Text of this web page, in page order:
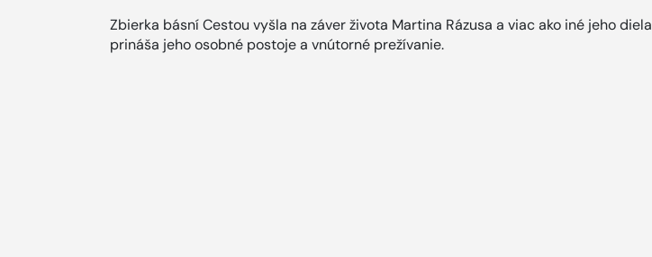
Zbierka básní Cestou vyšla na záver života Martina Rázusa a viac ako iné jeho diela
prináša jeho osobné postoje a vnútorné prežívanie.